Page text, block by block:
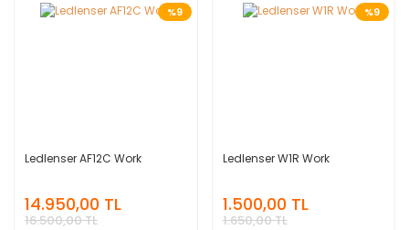
%9
Ledlenser AF12C Work
14.950,00 TL
16.500,00 TL
%9
Ledlenser W1R Work
1.500,00 TL
1.650,00 TL